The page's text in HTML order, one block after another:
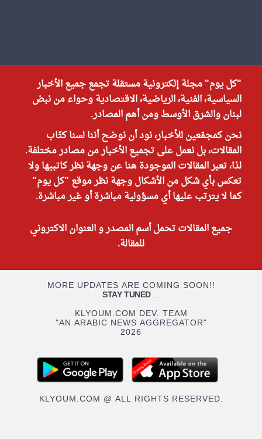
"كل يوم" مجلة إلكترونية مستقلة تجمع جميع الأخبار
السياسية، الفنية، الرياضية، الاقتصادية وحواء من نبض
لبنان والشرق الأوسط ومن أهم المصادر.
نحن كمجمّعين للأخبار، نود أن نوضح أننا لسنا كتّاب
المقالات، بل نعمل على تجميع الأخبار من مصادر مختلفة.
لذا، تعبر المقالات الموجودة هنا عن وجهة نظر كاتبيها ولا
تعكس بأي شكل من الأشكال وجهة نظر موقع "كل يوم"
كما لا يترتب عليها أي مسؤولية مباشرة أو غير مباشرة.
جميع المقالات تحمل أسم المصدر و العنوان الاكتروني
للمقالة.
MORE UPDATES ARE COMING SOON!!
STAY TUNED...
KLYOUM.COM DEV. TEAM
"AN ARABIC NEWS AGGREGATOR"
2026
KLYOUM.COM @ ALL RIGHTS RESERVED.